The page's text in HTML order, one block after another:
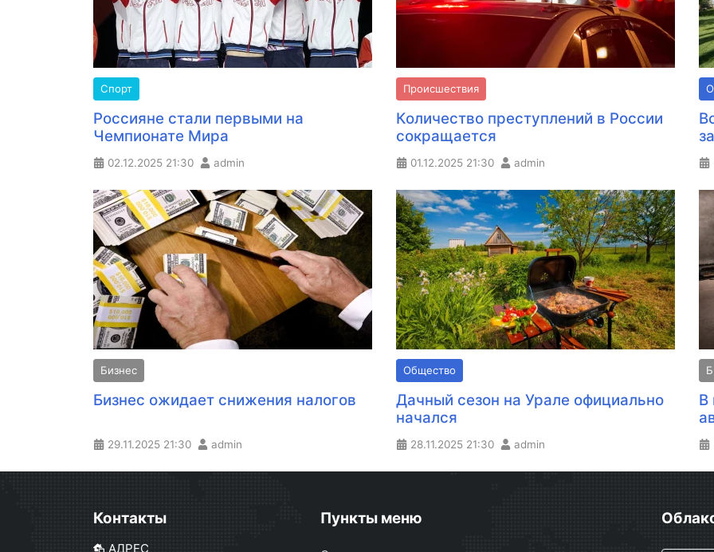
Спорт
Россияне стали первыми на
Чемпионате Мира
02.12.2025 21:30 admin
Происшествия
Количество преступлений в России
сокращается
01.12.2025 21:30 admin
Бизнес
Бизнес ожидает снижения налогов
29.11.2025 21:30 admin
Общество
Дачный сезон на Урале официально
начался
28.11.2025 21:30 admin
В
Контакты
АДРЕС
Пункты меню